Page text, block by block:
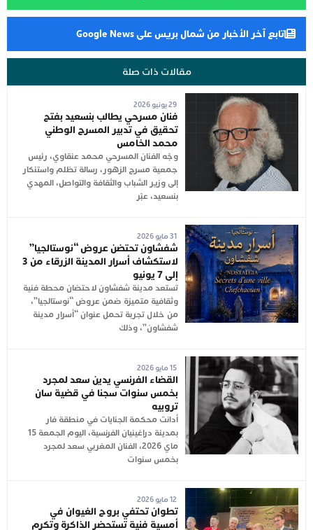
تابع آخر الأخبار من شمال بريس على Google News
مقالات ذات صلة
29 يونيو 2026
فنان مسرحي يطالب بنسعيد بفتح
تحقيق في تدبير المسرح الوطني
محمد الخامس
وجّه الفنان المسرحي محمد عنقاوي، رئيس
جمعية مسرح الزهور، رسالة تظلم واستنكار
إلى وزير الشباب والثقافة والتواصل، المهدي
بنسعيد، عبّر
31 مايو 2026
شفشاون تحتضن عروض “نوستالجيا”
لاستكشاف أسرار المدينة الزرقاء من 3
إلى 7 يونيو
تستعد مدينة شفشاون لاحتضان محطة فنية
وثقافية متميزة ضمن عروض “نوستالجيا”،
من خلال تجربة تحمل عنوان “أسرار مدينة
شفشاون”، وذلك
15 مايو 2026
القضاء الفرنسي يدين سعد لمجرد
بخمس سنوات سجنا في قضية سان
تروبيه
أدانت محكمة الجنايات في منطقة فار
بمدينة دراغينيان الفرنسية، اليوم الجمعة 15
ماي 2026، الفنان المغربي سعد لمجرد
بخمس سنوات
12 مايو 2026
تطوان تحتفي بروح الغيوان في
أمسية فنية تستحضر الذاكرة وتكرم